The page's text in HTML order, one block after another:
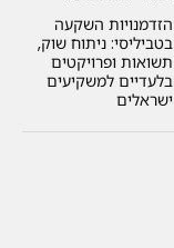
הזדמנויות השקעה
בטביליסי: ניתוח שוק,
תשואות ופרויקטים
בלעדיים למשקיעים
ישראלים